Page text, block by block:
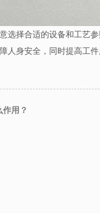
选择合适的设备和工艺
人身安全，同时提高工
作用？